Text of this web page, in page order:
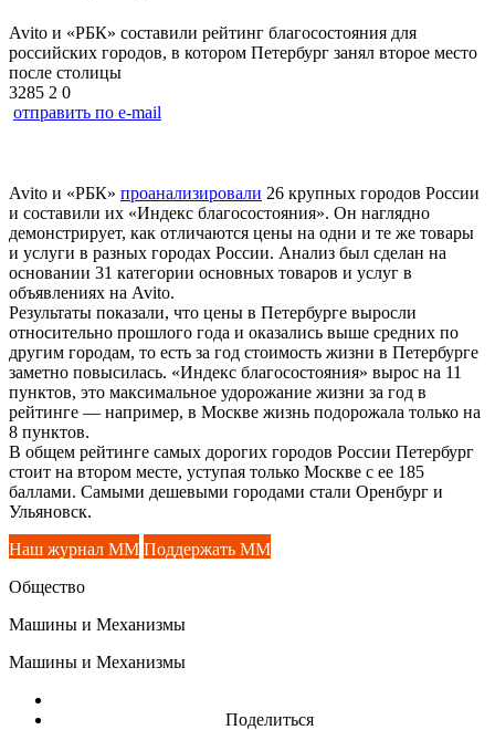
Avito и «РБК» составили рейтинг благосостояния для
российских городов, в котором Петербург занял второе место
после столицы
3285 2 0
отправить по e-mail
Avito и «РБК» проанализировали 26 крупных городов России
и составили их «Индекс благосостояния». Он наглядно
демонстрирует, как отличаются цены на одни и те же товары
и услуги в разных городах России. Анализ был сделан на
основании 31 категории основных товаров и услуг в
объявлениях на Avito.
Результаты показали, что цены в Петербурге выросли
относительно прошлого года и оказались выше средних по
другим городам, то есть за год стоимость жизни в Петербурге
заметно повысилась. «Индекс благосостояния» вырос на 11
пунктов, это максимальное удорожание жизни за год в
рейтинге — например, в Москве жизнь подорожала только на
8 пунктов.
В общем рейтинге самых дорогих городов России Петербург
стоит на втором месте, уступая только Москве с ее 185
баллами. Самыми дешевыми городами стали Оренбург и
Ульяновск.
Наш журнал ММ Поддержать ММ
Общество
Машины и Механизмы
Машины и Механизмы
Поделиться